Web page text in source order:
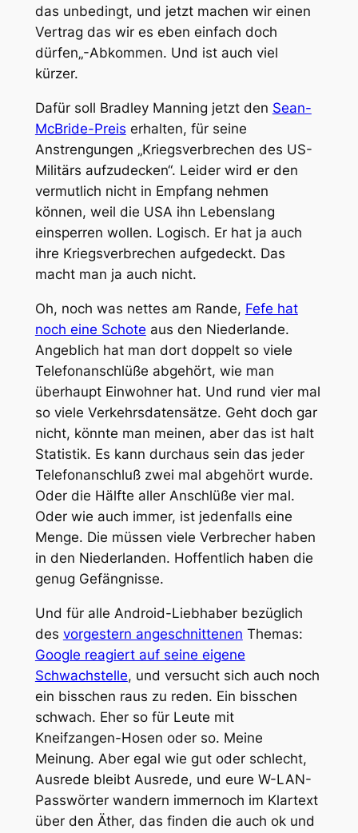
das unbedingt, und jetzt machen wir einen
Vertrag das wir es eben einfach doch
dürfen„-Abkommen. Und ist auch viel
kürzer.
Dafür soll Bradley Manning jetzt den Sean-
McBride-Preis erhalten, für seine
Anstrengungen „Kriegsverbrechen des US-
Militärs aufzudecken“. Leider wird er den
vermutlich nicht in Empfang nehmen
können, weil die USA ihn Lebenslang
einsperren wollen. Logisch. Er hat ja auch
ihre Kriegsverbrechen aufgedeckt. Das
macht man ja auch nicht.
Oh, noch was nettes am Rande, Fefe hat
noch eine Schote aus den Niederlande.
Angeblich hat man dort doppelt so viele
Telefonanschlüße abgehört, wie man
überhaupt Einwohner hat. Und rund vier mal
so viele Verkehrsdatensätze. Geht doch gar
nicht, könnte man meinen, aber das ist halt
Statistik. Es kann durchaus sein das jeder
Telefonanschluß zwei mal abgehört wurde.
Oder die Hälfte aller Anschlüße vier mal.
Oder wie auch immer, ist jedenfalls eine
Menge. Die müssen viele Verbrecher haben
in den Niederlanden. Hoffentlich haben die
genug Gefängnisse.
Und für alle Android-Liebhaber bezüglich
des vorgestern angeschnittenen Themas:
Google reagiert auf seine eigene
Schwachstelle, und versucht sich auch noch
ein bisschen raus zu reden. Ein bisschen
schwach. Eher so für Leute mit
Kneifzangen-Hosen oder so. Meine
Meinung. Aber egal wie gut oder schlecht,
Ausrede bleibt Ausrede, und eure W-LAN-
Passwörter wandern immernoch im Klartext
über den Äther, das finden die auch ok und